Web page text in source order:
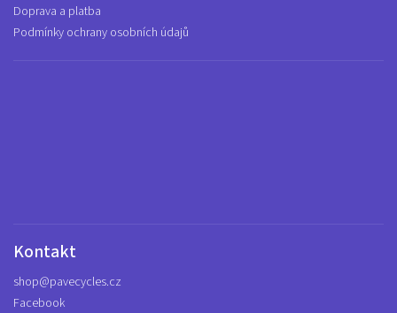
Doprava a platba
Podmínky ochrany osobních údajů
Kontakt
shop@pavecycles.cz
Facebook